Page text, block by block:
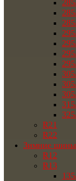
R21
R22
Зимние
R12
R13